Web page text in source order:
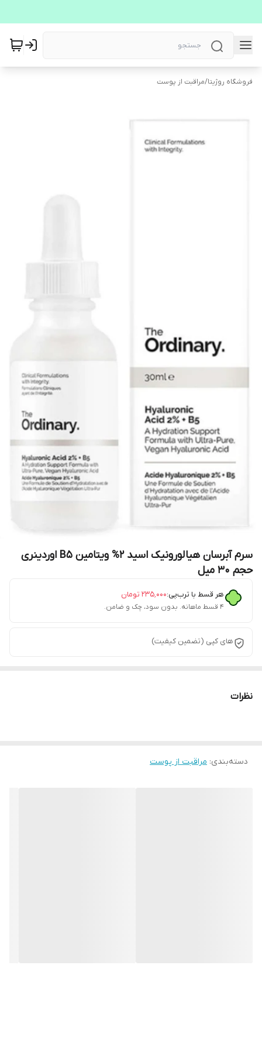
فروشگاه روژیتا/مراقبت از پوست
سرم آبرسان هیالورونیک اسید ۲% ویتامین B5 اوردینری
حجم ۳۰ میل
هر قسط با ترب‌پی:۲۳۵٬۰۰۰ تومان
۴ قسط ماهانه. بدون سود، چک و ضامن.
های کپی (تضمین کیفیت)
نظرات
دسته‌بندی: مراقبت از پوست